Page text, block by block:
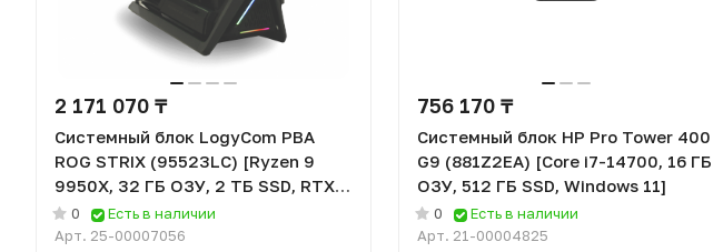
2 171 070 ₸
Системный блок LogyCom PBA
ROG STRIX (95523LC) [Ryzen 9
9950X, 32 ГБ ОЗУ, 2 ТБ SSD, RTX
4080 Super, DOS]
0
Есть в наличии
Арт. 25-00007056
756 170 ₸
Системный блок HP Pro Tower 400
G9 (881Z2EA) [Core i7-14700, 16 ГБ
ОЗУ, 512 ГБ SSD, Windows 11]
0
Есть в наличии
Арт. 21-00004825